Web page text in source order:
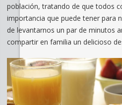
población, tratando de que todos
importancia que puede tener para
de levantarnos un par de minutos
compartir en familia un delicioso